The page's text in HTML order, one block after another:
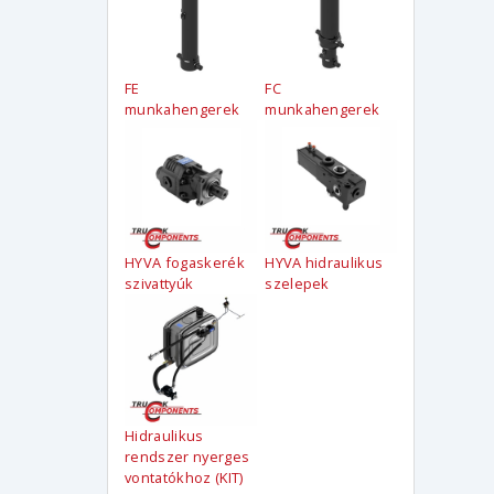
FE
munkahengerek
FC
munkahengerek
HYVA fogaskerék
szivattyúk
HYVA hidraulikus
szelepek
Hidraulikus
rendszer nyerges
vontatókhoz (KIT)